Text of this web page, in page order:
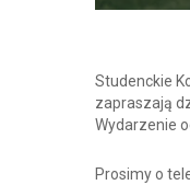
Studenckie
zapraszają
Wydarzenie
Prosimy o